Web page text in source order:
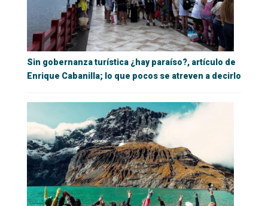
Sin gobernanza turística ¿hay paraíso?, artículo de
Enrique Cabanilla; lo que pocos se atreven a decirlo